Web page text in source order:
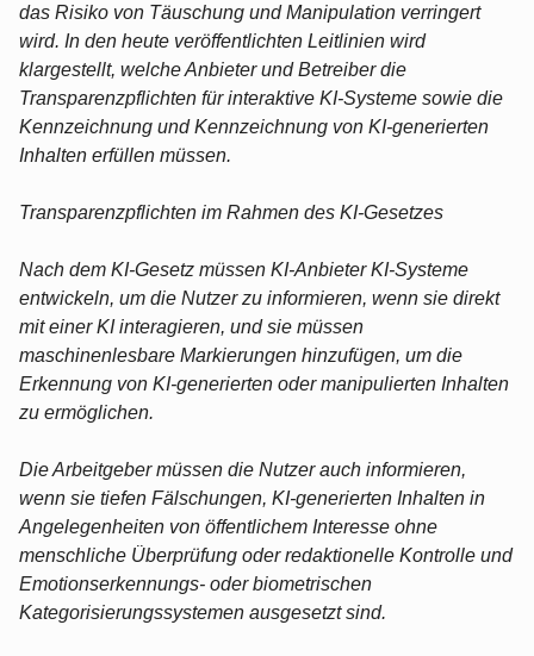
das Risiko von Täuschung und Manipulation verringert
wird. In den heute veröffentlichten Leitlinien wird
klargestellt, welche Anbieter und Betreiber die
Transparenzpflichten für interaktive KI-Systeme sowie die
Kennzeichnung und Kennzeichnung von KI-generierten
Inhalten erfüllen müssen.
Transparenzpflichten im Rahmen des KI-Gesetzes
Nach dem KI-Gesetz müssen KI-Anbieter KI-Systeme
entwickeln, um die Nutzer zu informieren, wenn sie direkt
mit einer KI interagieren, und sie müssen
maschinenlesbare Markierungen hinzufügen, um die
Erkennung von KI-generierten oder manipulierten Inhalten
zu ermöglichen.
Die Arbeitgeber müssen die Nutzer auch informieren,
wenn sie tiefen Fälschungen, KI-generierten Inhalten in
Angelegenheiten von öffentlichem Interesse ohne
menschliche Überprüfung oder redaktionelle Kontrolle und
Emotionserkennungs- oder biometrischen
Kategorisierungssystemen ausgesetzt sind.